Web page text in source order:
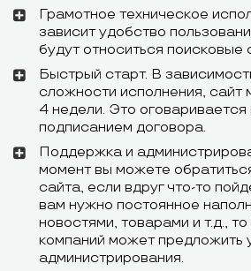
Возможность
создать сайт с
нуля
Да
Обучающие
материалы
База знаний,
обучающие
статьи
Возможность
Грамотное техническое
зависит удобство
будут относиться поисковые
Быстрый старт. В
сложности исполнения, сайт
4 недели. Это
подписанием договора.
Поддержка и
момент вы можете
сайта, если вдруг что-то
вам нужно постоянное
новостями, товарами и т.д.,
компаний может предложить
администрирования.